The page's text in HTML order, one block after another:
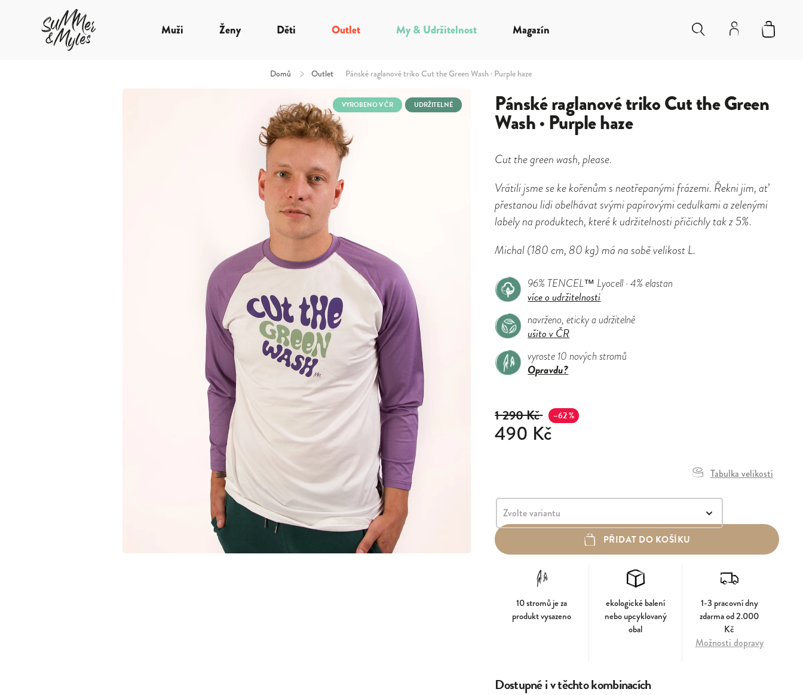
Muži Ženy Děti Outlet My & Udržitelnost Magazín
Domů / Outlet Pánské raglanové triko Cut the Green Wash · Purple haze
VYROBENO V ČR UDRŽITELNÉ Pánské raglanové triko Cut the Green
Wash · Purple haze
Cut the green wash, please.
Vrátili jsme se ke kořenům s neotřepanými frázemi. Řekni jim, ať
přestanou lidi obelhávat svými papírovými cedulkami a zelenými
labely na produktech, které k udržitelnosti přičichly tak z 5%.
Michal(180 cm, 80 kg)má na sobě velikost L.
96% TENCEL™ Lyocell · 4% elastan
více o udržitelnosti
navrženo, eticky a udržitelně
ušito v ČR
vyroste 10 nových stromů
Opravdu?
1 290 Kč –62 %
490 Kč
Tabulka velikostí
PŘIDAT DO KOŠÍKU
10 stromů je za
produkt vysazeno
ekologické balení
nebo upcyklovaný
obal
1-3 pracovní dny
zdarma od 2.000
Kč
Možnosti dopravy
Dostupné i v těchto kombinacích